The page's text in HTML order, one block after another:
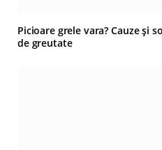
Picioare grele vara? Cauze și
de greutate